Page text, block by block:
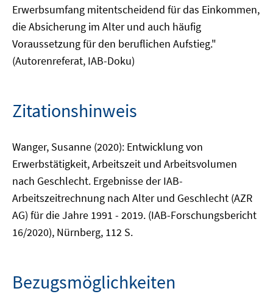
Erwerbsumfang mitentscheidend für das Einkommen,
die Absicherung im Alter und auch häufig
Voraussetzung für den beruflichen Aufstieg."
(Autorenreferat, IAB-Doku)
Zitationshinweis
Wanger, Susanne (2020): Entwicklung von
Erwerbstätigkeit, Arbeitszeit und Arbeitsvolumen
nach Geschlecht. Ergebnisse der IAB-
Arbeitszeitrechnung nach Alter und Geschlecht (AZR
AG) für die Jahre 1991 - 2019. (IAB-Forschungsbericht
16/2020), Nürnberg, 112 S.
Bezugsmöglichkeiten